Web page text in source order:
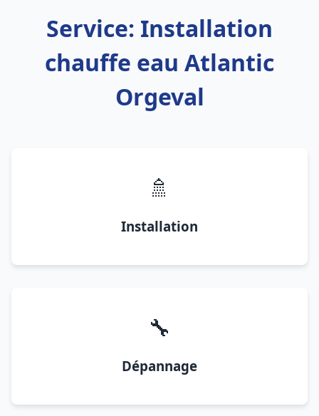
Service: Installation
chauffe eau Atlantic
Orgeval
🚿
Installation
🔧
Dépannage